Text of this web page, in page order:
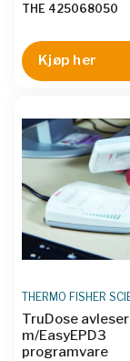
THE 425068050
Kjøp her
THERMO FISHER
TruDose
m/EasyEPD3
programvare